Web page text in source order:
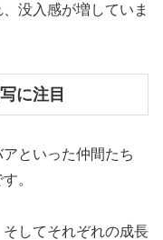
没入感が増していま
に注目
といった仲間たち
。
してそれぞれの成長